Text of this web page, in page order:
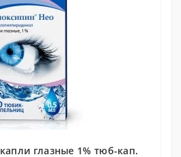
глазные 1% тюб-кап.